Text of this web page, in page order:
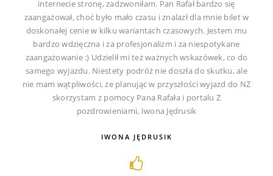
internecie stronę, zadzwoniłam. Pan Rafał bardzo się
zaangażował, choć było mało czasu i znalazł dla mnie bilet w
doskonałej cenie w kilku wariantach czasowych. Jestem mu
bardzo wdzięczna i za profesjonalizm i za niespotykane
zaangażowanie :) Udzielił mi też ważnych wskazówek, co do
samego wyjazdu. Niestety podróż nie doszła do skutku, ale
nie mam wątpliwości, że planując w przyszłości wyjazd do NZ
skorzystam z pomocy Pana Rafała i portalu Z
pozdrowieniami, Iwona Jędrusik
IWONA JĘDRUSIK